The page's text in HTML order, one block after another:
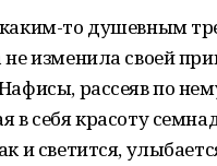
то душевным
изменила своей
рассеяв по
в себя красоту
и светится,